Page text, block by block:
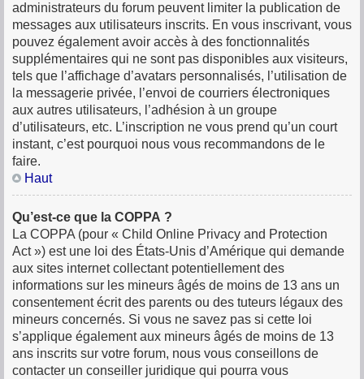
administrateurs du forum peuvent limiter la publication de
messages aux utilisateurs inscrits. En vous inscrivant, vous
pouvez également avoir accès à des fonctionnalités
supplémentaires qui ne sont pas disponibles aux visiteurs,
tels que l’affichage d’avatars personnalisés, l’utilisation de
la messagerie privée, l’envoi de courriers électroniques
aux autres utilisateurs, l’adhésion à un groupe
d’utilisateurs, etc. L’inscription ne vous prend qu’un court
instant, c’est pourquoi nous vous recommandons de le
faire.
Haut
Qu’est-ce que la COPPA ?
La COPPA (pour « Child Online Privacy and Protection
Act ») est une loi des États-Unis d’Amérique qui demande
aux sites internet collectant potentiellement des
informations sur les mineurs âgés de moins de 13 ans un
consentement écrit des parents ou des tuteurs légaux des
mineurs concernés. Si vous ne savez pas si cette loi
s’applique également aux mineurs âgés de moins de 13
ans inscrits sur votre forum, nous vous conseillons de
contacter un conseiller juridique qui pourra vous